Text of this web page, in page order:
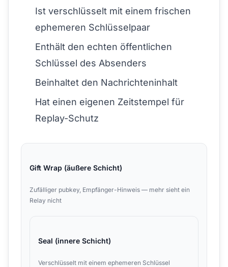
Ist verschlüsselt mit einem frischen
ephemeren Schlüsselpaar
Enthält den echten öffentlichen
Schlüssel des Absenders
Beinhaltet den Nachrichteninhalt
Hat einen eigenen Zeitstempel für
Replay-Schutz
Gift Wrap (äußere Schicht)
Zufälliger pubkey, Empfänger-Hinweis — mehr sieht ein
Relay nicht
Seal (innere Schicht)
Verschlüsselt mit einem ephemeren Schlüssel